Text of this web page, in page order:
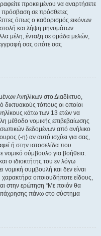
προκειμένου να αναρτήσετε
σε πρόσθετες
όπως ο καθορισμός εικόνων
και λήψη μηνυμάτων
μέλη, ένταξη σε ομάδα μελών,
σας οπότε σας
Ανηλίκων στο Διαδίκτυο,
δικτυακούς τόπους οι οποίοι
κάτω των 13 ετών να
μέθοδο νομικής επιβεβαίωσης
δεδομένων από ανήλικο
(-η) αν αυτό ισχύει για σας,
ή στην ιστοσελίδα που
νομικό σύμβουλο για βοήθεια.
ο ιδιοκτήτης του εν λόγω
συμβουλή και δεν είναι
χαρακτήρα οποιουδήποτε είδους,
στην ερώτηση “Με ποιόν θα
πάνω στο σύστημα